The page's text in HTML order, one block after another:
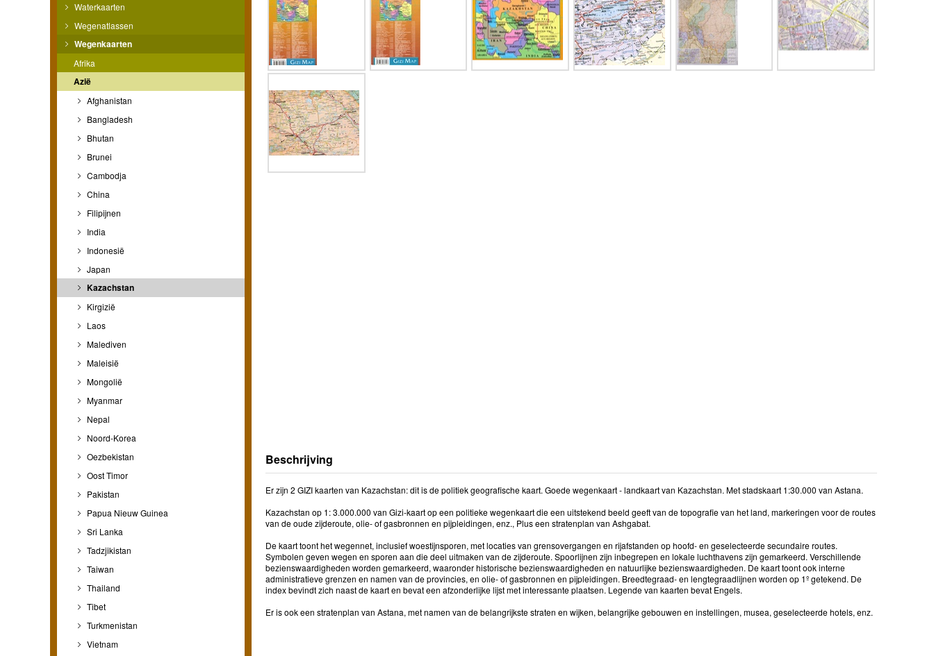
Waterkaarten
Wegenatlassen
Wegenkaarten
Afrika
Azië
Afghanistan
Bangladesh
Bhutan
Brunei
Cambodja
China
Filipijnen
India
Indonesië
Japan
Kazachstan
Kirgizië
Laos
Malediven
Maleisië
Mongolië
Myanmar
Nepal
Noord-Korea
Oezbekistan
Oost Timor
Pakistan
Papua Nieuw Guinea
Sri Lanka
Tadzjikistan
Taiwan
Thailand
Tibet
Turkmenistan
Vietnam
Beschrijving
Er zijn 2 GIZI kaarten van Kazachstan: dit is de politiek geografische kaart. Goede wegenkaart - landkaart van Kazachstan. Met stadskaart 1:30.000 van Astana.
Kazachstan op 1: 3.000.000 van Gizi-kaart op een politieke wegenkaart die een uitstekend beeld geeft van de topografie van het land, markeringen voor de routes
van de oude zijderoute, olie- of gasbronnen en pijpleidingen, enz., Plus een stratenplan van Ashgabat.
De kaart toont het wegennet, inclusief woestijnsporen, met locaties van grensovergangen en rijafstanden op hoofd- en geselecteerde secundaire routes.
Symbolen geven wegen en sporen aan die deel uitmaken van de zijderoute. Spoorlijnen zijn inbegrepen en lokale luchthavens zijn gemarkeerd. Verschillende
bezienswaardigheden worden gemarkeerd, waaronder historische bezienswaardigheden en natuurlijke bezienswaardigheden. De kaart toont ook interne
administratieve grenzen en namen van de provincies, en olie- of gasbronnen en pijpleidingen. Breedtegraad- en lengtegraadlijnen worden op 1º getekend. De
index bevindt zich naast de kaart en bevat een afzonderlijke lijst met interessante plaatsen. Legende van kaarten bevat Engels.
Er is ook een stratenplan van Astana, met namen van de belangrijkste straten en wijken, belangrijke gebouwen en instellingen, musea, geselecteerde hotels, enz.